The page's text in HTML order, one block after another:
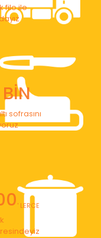
filo ile
sofrasını
' LERCE